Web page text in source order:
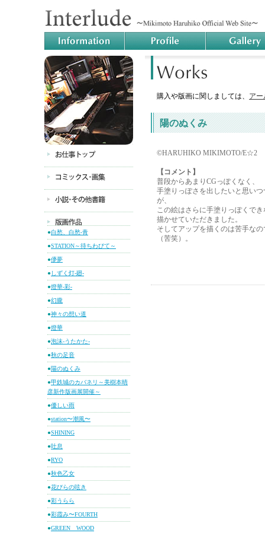
●白愁、白愁-青
●STATION～待ちわびて～
●儚夢
● しずく灯-廻-
●燈華-彩-
●幻朧
●神々の想い道
●燈華
●泡沫-うたかた-
●秋の足音
●陽のぬくみ
●甲鉄城のカバネリ～美樹本晴
彦新作版画展開催～
●優しい雨
●station〜潮風〜
●SHINING
●吐息
●RYO
●秋色乙女
●花びらの呟き
●彩うらら
●彩霞み〜FOURTH
●GREEN WOOD
購入や版画に関しましては、 ア
陽のぬくみ
©HARUHIKO MIKIMOTO/E☆2
【コメント】
普段からあまりCGっぽくなく、
手塗りっぽさを出したいと思い
が、
この絵はさらに手塗りっぽくで
描かせていただきました。
そしてアップを描くのは苦手な
（苦笑）。